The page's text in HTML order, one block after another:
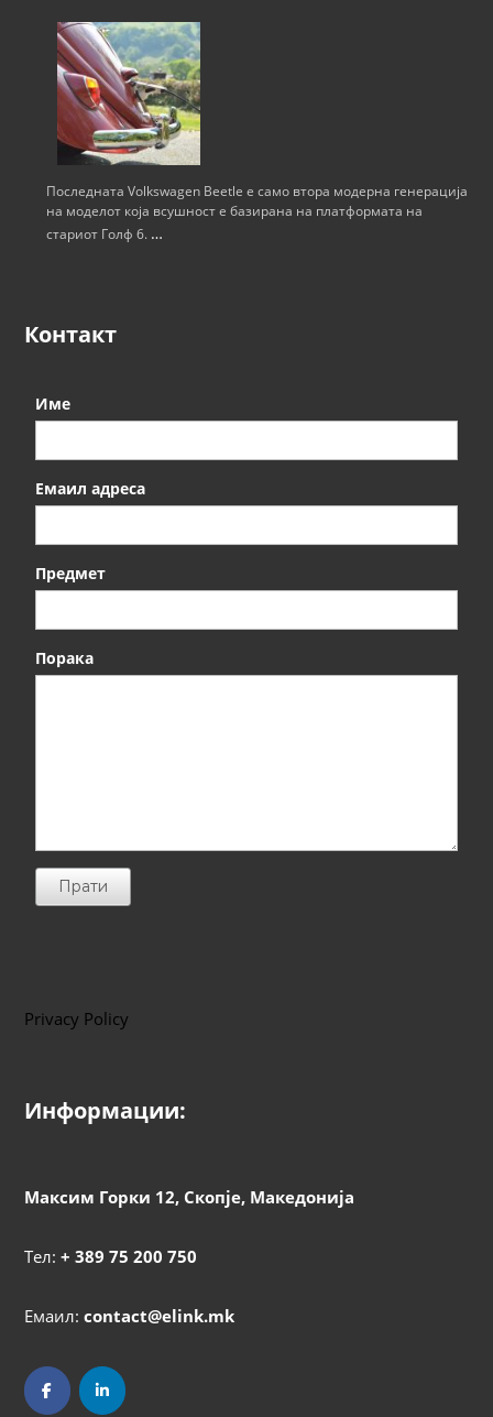
Последната Volkswagen Beetle е само втора модерна генерација
на моделот која всушност е базирана на платформата на
стариот Голф 6. …
Контакт
Име
Емаил адреса
Предмет
Порака
Прати
Privacy Policy
Информации:
Максим Горки 12, Скопје, Македонија
Тел: + 389 75 200 750
Емаил: contact@elink.mk